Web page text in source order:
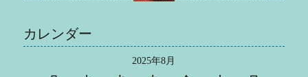
カレンダー
2025年8月